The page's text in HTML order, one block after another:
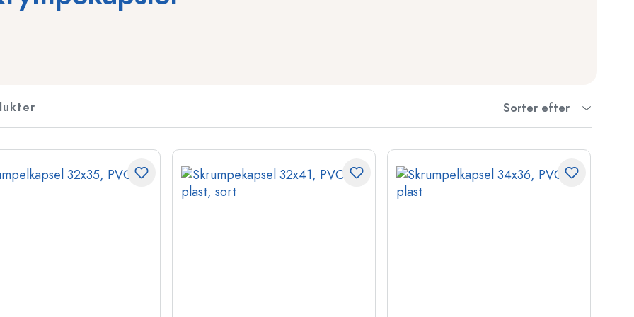
Flasker til konservering
Sorter efter